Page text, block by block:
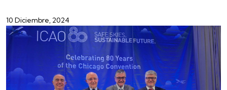
10 Diciembre, 2024